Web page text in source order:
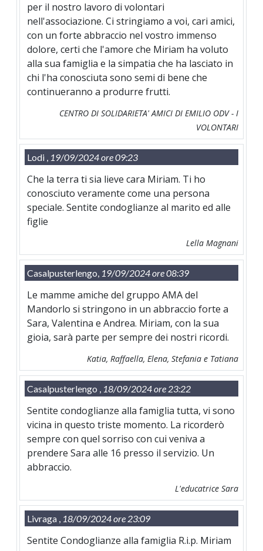
per il nostro lavoro di volontari
nell'associazione. Ci stringiamo a voi, cari amici,
con un forte abbraccio nel vostro immenso
dolore, certi che l'amore che Miriam ha voluto
alla sua famiglia e la simpatia che ha lasciato in
chi l'ha conosciuta sono semi di bene che
continueranno a produrre frutti.
CENTRO DI SOLIDARIETA' AMICI DI EMILIO ODV - I
VOLONTARI
Lodi , 19/09/2024 ore 09:23
Che la terra ti sia lieve cara Miriam. Ti ho
conosciuto veramente come una persona
speciale. Sentite condoglianze al marito ed alle
figlie
Lella Magnani
Casalpusterlengo, 19/09/2024 ore 08:39
Le mamme amiche del gruppo AMA del
Mandorlo si stringono in un abbraccio forte a
Sara, Valentina e Andrea. Miriam, con la sua
gioia, sarà parte per sempre dei nostri ricordi.
Katia, Raffaella, Elena, Stefania e Tatiana
Casalpusterlengo , 18/09/2024 ore 23:22
Sentite condoglianze alla famiglia tutta, vi sono
vicina in questo triste momento. La ricorderò
sempre con quel sorriso con cui veniva a
prendere Sara alle 16 presso il servizio. Un
abbraccio.
L'educatrice Sara
Livraga , 18/09/2024 ore 23:09
Sentite Condoglianze alla famiglia R.i.p. Miriam